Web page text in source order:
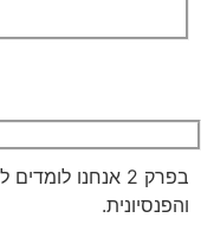
בפרק 2 אנחנו
והפנסיונית.